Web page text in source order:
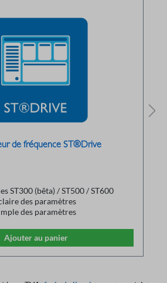
de fréquence ST®Drive
ST300 (bêta) / ST500 / ST600
des paramètres
des paramètres
une imprimante
enregistrés peuvent être
sauvegarde
Ajouter au panier